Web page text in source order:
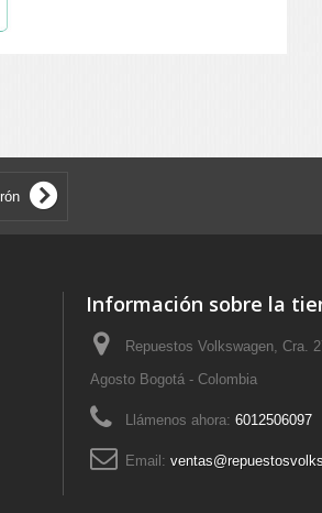
Información sobre la
Repuestos Volkswagen, Cra.
Agosto Bogotá - Colombia
Llámenos ahora: 6012506097
Email: